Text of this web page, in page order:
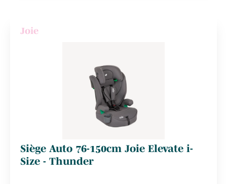
Joie
Siège Auto 76-150cm Joie Elevate i-
Size - Thunder